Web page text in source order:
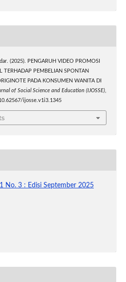
(2025). PENGARUH VIDEO PROMOSI
TERHADAP PEMBELIAN SPONTAN
PADA KONSUMEN WANITA DI
of Social Science and Education (IJOSSE),
ijosse.v1i3.1345
No. 3 : Edisi September 2025